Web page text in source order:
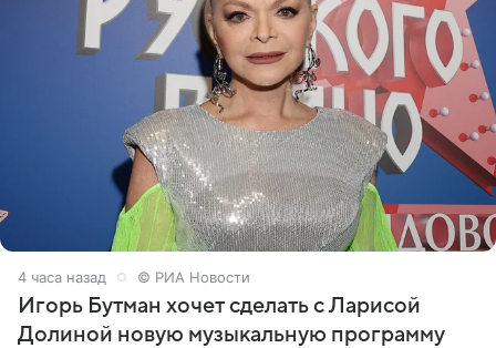
4 часа назад © РИА Новости
Игорь Бутман хочет сделать с Ларисой
Долиной новую музыкальную программу